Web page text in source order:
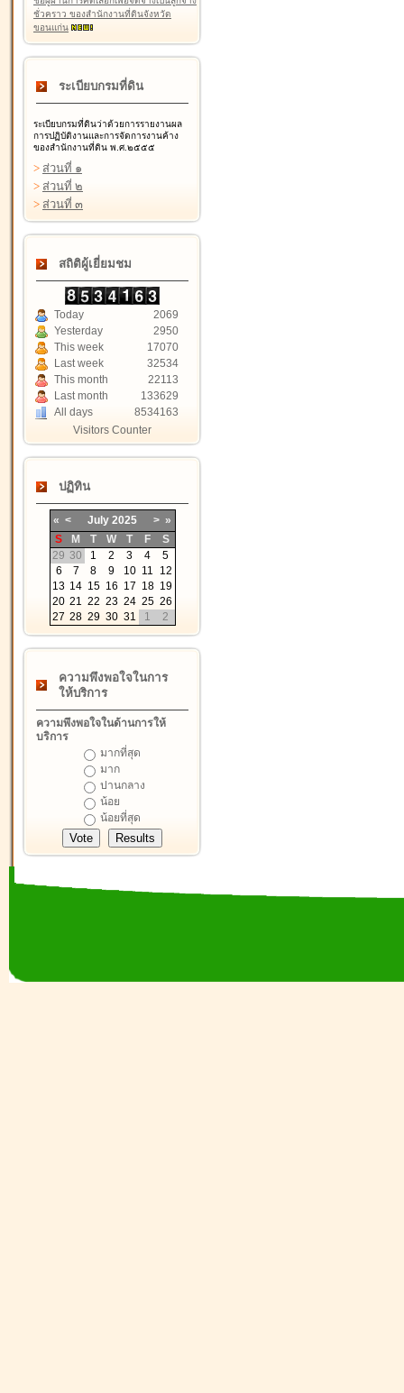
ชั่วคราว ของสำนักงานที่ดินจังหวัด
ขอนแก่น
ระเบียบกรมที่ดิน
ระเบียบกรมที่ดินว่าด้วยการรายงานผล
การปฏิบัติงานและการจัดการงานค้าง
ของสำนักงานที่ดิน พ.ศ.๒๕๕๕
> ส่วนที่ ๑
> ส่วนที่ ๒
> ส่วนที่ ๓
สถิติผู้เยี่ยมชม
Today
2069
Yesterday
2950
This week
17070
Last week
32534
This month
22113
Last month
133629
All days
8534163
Visitors Counter
ปฏิทิน
« < July 2025 > »
S
M T W T F
S
29 30 1 2 3 4
5
6
7 8 9 10 11
12
13 14 15 16 17 18 19
20 21 22 23 24 25 26
27 28 29 30 31 1 2
ความพึงพอใจในการ
ให้บริการ
ความพึงพอใจในด้านการให้
บริการ
มากที่สุด
มาก
ปานกลาง
น้อย
น้อยที่สุด